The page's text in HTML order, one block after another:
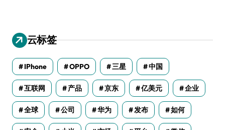
云标签
IPhone OPPO 三星 中国
互联网 产品 京东 亿美元 企业
全球 公司 华为 发布 如何